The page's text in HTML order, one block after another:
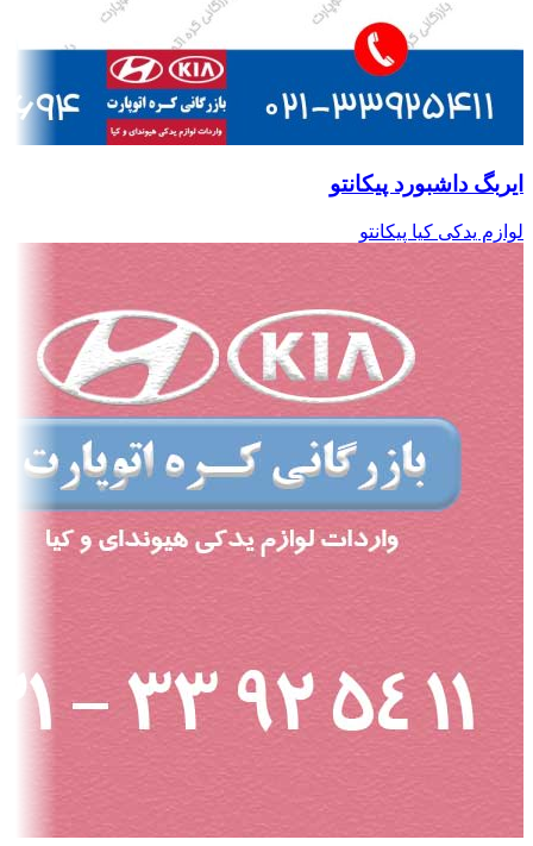
ایربگ داشبورد پیکانتو
لوازم یدکی کیا پیکانتو